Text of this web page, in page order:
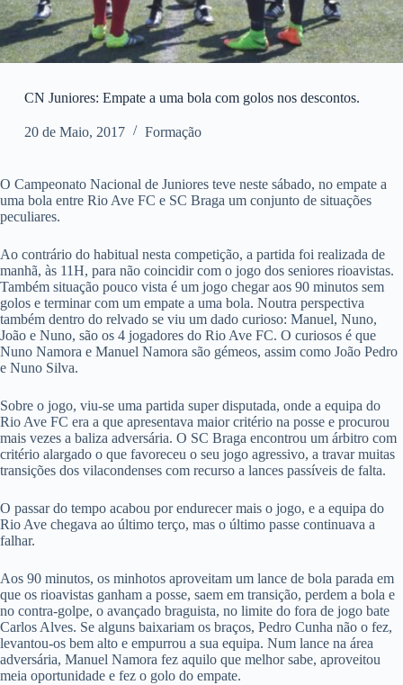
CN Juniores: Empate a uma bola com golos nos descontos.
20 de Maio, 2017 Formação
O Campeonato Nacional de Juniores teve neste sábado, no empate a
uma bola entre Rio Ave FC e SC Braga um conjunto de situações
peculiares.
Ao contrário do habitual nesta competição, a partida foi realizada de
manhã, às 11H, para não coincidir com o jogo dos seniores rioavistas.
Também situação pouco vista é um jogo chegar aos 90 minutos sem
golos e terminar com um empate a uma bola. Noutra perspectiva
também dentro do relvado se viu um dado curioso: Manuel, Nuno,
João e Nuno, são os 4 jogadores do Rio Ave FC. O curiosos é que
Nuno Namora e Manuel Namora são gémeos, assim como João Pedro
e Nuno Silva.
Sobre o jogo, viu-se uma partida super disputada, onde a equipa do
Rio Ave FC era a que apresentava maior critério na posse e procurou
mais vezes a baliza adversária. O SC Braga encontrou um árbitro com
critério alargado o que favoreceu o seu jogo agressivo, a travar muitas
transições dos vilacondenses com recurso a lances passíveis de falta.
O passar do tempo acabou por endurecer mais o jogo, e a equipa do
Rio Ave chegava ao último terço, mas o último passe continuava a
falhar.
Aos 90 minutos, os minhotos aproveitam um lance de bola parada em
que os rioavistas ganham a posse, saem em transição, perdem a bola e
no contra-golpe, o avançado braguista, no limite do fora de jogo bate
Carlos Alves. Se alguns baixariam os braços, Pedro Cunha não o fez,
levantou-os bem alto e empurrou a sua equipa. Num lance na área
adversária, Manuel Namora fez aquilo que melhor sabe, aproveitou
meia oportunidade e fez o golo do empate.